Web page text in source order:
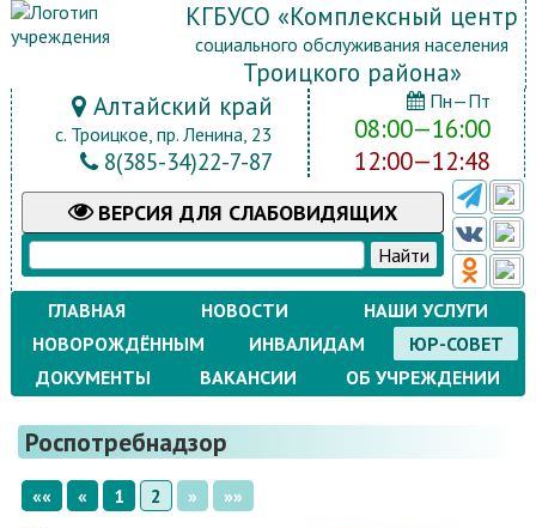
КГБУСО «Комплексный центр
социального обслуживания населения
Троицкого района»
Алтайский край
с. Троицкое, пр. Ленина, 23
8(385-34)22-7-87
Пн—Пт
08:00—16:00
12:00—12:48
ВЕРСИЯ ДЛЯ СЛАБОВИДЯЩИХ
ГЛАВНАЯ НОВОСТИ
НАШИ УСЛУГИ
НОВОРОЖДЁННЫМ
ИНВАЛИДАМ
ЮР-СОВЕТ
ДОКУМЕНТЫ
ВАКАНСИИ ОБ УЧРЕЖДЕНИИ
Роспотребнадзор
«« « 1 2 »
»»